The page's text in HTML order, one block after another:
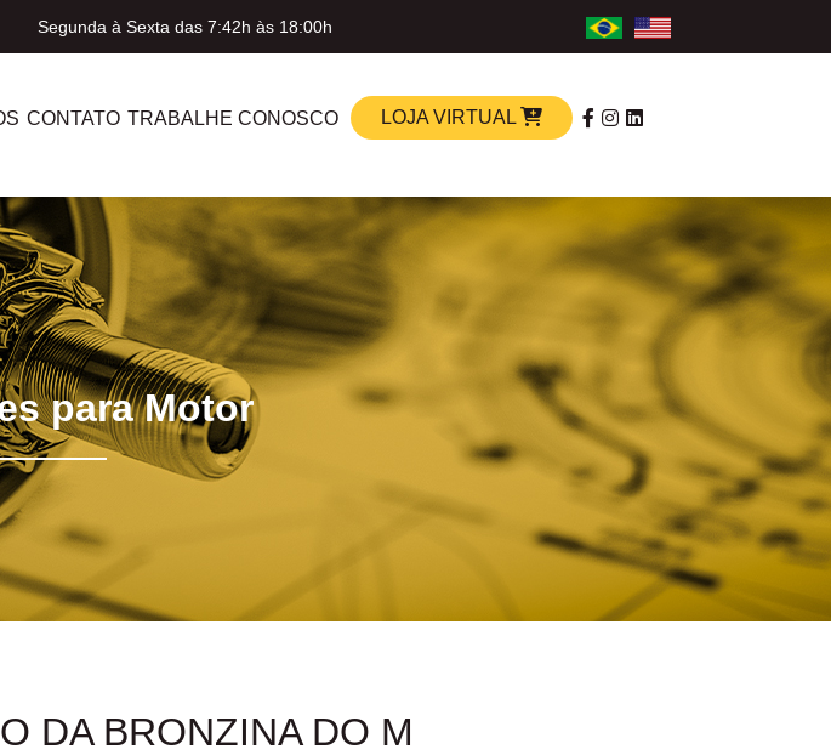
Segunda à Sexta das 7:42h às 18:00h
CONTATO TRABALHE CONOSCO LOJA VIRTUAL
para Motor
DA BRONZINA DO M